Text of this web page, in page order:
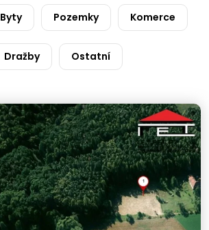
Byty Pozemky Komerce
Dražby Ostatní